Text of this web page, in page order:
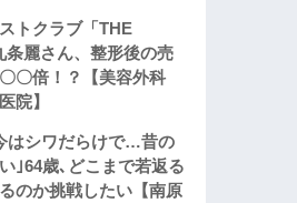
トクラブ「THE
条麗さん、整形後の売
〇〇倍！？【美容外科
院】
はシワだらけで…昔の
｣64歳､どこまで若返る
のか挑戦したい【南原